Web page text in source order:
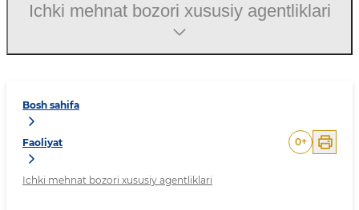
Bosh sahifa
Faoliyat
Ichki mehnat bozori xususiy agentliklari
0+
Ichki mehnat bozori xususiy agentliklari